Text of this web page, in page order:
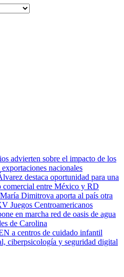
advierten sobre el impacto de los
nacionales
destaca oportunidad para una
comercial entre México y RD
Dimitrova aporta al país otra
Juegos Centroamericanos
en marcha red de oasis de agua
de Carolina
a centros de cuidado infantil
ciberpsicología y seguridad digital